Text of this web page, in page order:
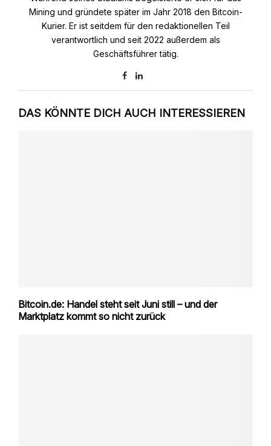
Mining und gründete später im Jahr 2018 den Bitcoin-
Kurier. Er ist seitdem für den redaktionellen Teil
verantwortlich und seit 2022 außerdem als
Geschäftsführer tätig.
DAS KÖNNTE DICH AUCH INTERESSIEREN
Bitcoin.de: Handel steht seit Juni still – und der
Marktplatz kommt so nicht zurück